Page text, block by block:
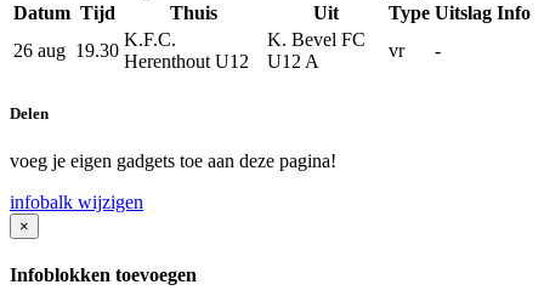
Datum Tijd Thuis Uit Type Uitslag Info
26 aug 19.30
K.F.C.
Herenthout U12
K. Bevel FC
U12 A
vr -
Delen
voeg je eigen gadgets toe aan deze pagina!
infobalk wijzigen
×
Infoblokken toevoegen